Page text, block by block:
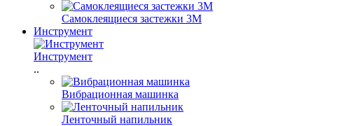
Самоклеящиеся застежки 3М
Инструмент
Инструмент
..
Вибрационная машинка
Ленточный напильник